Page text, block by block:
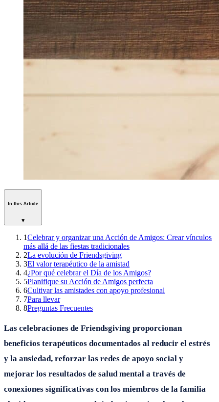
In this Article
▾
1Celebrar y organizar una Acción de Amigos: Crear vínculos
más allá de las fiestas tradicionales
2La evolución de Friendsgiving
3El valor terapéutico de la amistad
4¿Por qué celebrar el Día de los Amigos?
5Planifique su Acción de Amigos perfecta
6Cultivar las amistades con apoyo profesional
7Para llevar
8Preguntas Frecuentes
Las celebraciones de Friendsgiving proporcionan
beneficios terapéuticos documentados al reducir el estrés
y la ansiedad, reforzar las redes de apoyo social y
mejorar los resultados de salud mental a través de
conexiones significativas con los miembros de la familia